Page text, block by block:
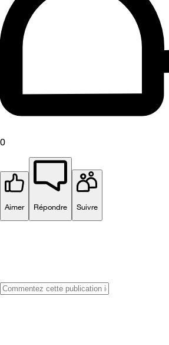
0
Aimer Répondre Suivre